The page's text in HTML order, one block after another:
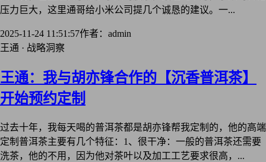
压力巨大，这里通哥给小米公司提几个诚恳的建议。一...
2025-11-24 11:51:57作者：admin
王通 · 战略洞察
王通：我与胡亦锋合作的【沉香普洱茶】
开始预约定制
过去十年，我每天喝的普洱茶都是胡亦锋帮我定制的，他的高端
定制普洱茶主要有几个特征：1、很干净：一般的普洱茶还需要
洗茶，他的不用，因为他对茶叶以及加工工艺要求很高，...